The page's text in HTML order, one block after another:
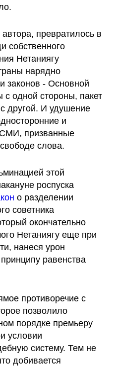
превратилось в
собственного
Нетаниягу
нарядно
законов - Основной
с одной стороны, пакет
другой. И удушение
и
призванные
слова.
этой
роспуска
о разделении
советника
окончательно
Нетаниягу еще при
нанеся урон
равенства
противоречие с
позволило
порядке премьеру
условии
систему. Тем не
добивается